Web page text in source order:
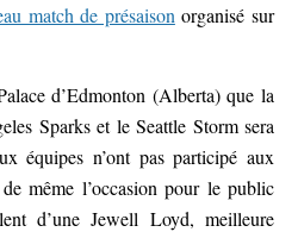
match de présaison organisé sur
d’Edmonton (Alberta) que la
Sparks et le Seattle Storm sera
équipes n’ont pas participé aux
même l’occasion pour le public
d’une Jewell Loyd, meilleure